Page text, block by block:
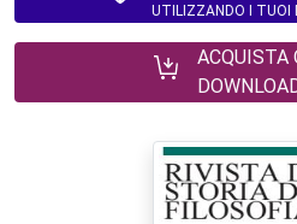
UTILIZZANDO I TUOI
ACQUISTA